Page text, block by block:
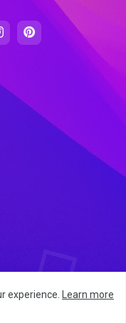
experience. Learn more